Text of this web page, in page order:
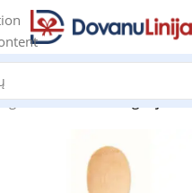
Prekes be kategorijos